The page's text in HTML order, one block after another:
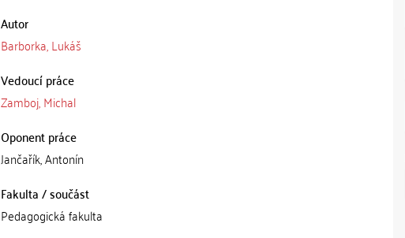
Autor
Barborka, Lukáš
Vedoucí práce
Zamboj, Michal
Oponent práce
Jančařík, Antonín
Fakulta / součást
Pedagogická fakulta